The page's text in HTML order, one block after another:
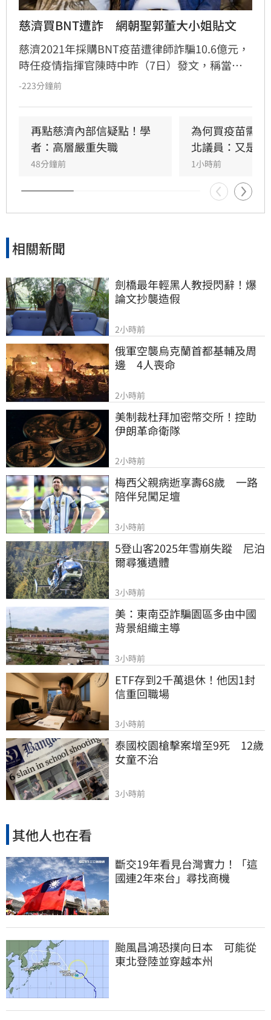
慈濟買BNT遭詐　網朝聖郭董大小姐貼文
慈濟2021年採購BNT疫苗遭律師詐騙10.6億元，
時任疫情指揮官陳時中昨（7日）發文，稱當年
早就苦口婆心要提防掮客，卻遭在野攻擊抹黑；
為，慈濟固然被當盤子詐騙，但和疫情爆發後疫
苗確實不足，根本是兩碼事，批評綠營偷換概念
洗記憶的手法太過粗糙。更有大批網友回顧郭台
銘2023年「大小姐說不要買」的貼文，認為內容
較符合當初疫苗採購受政治因素卡關或延遲的時
間線 。
-223分鐘前
再點慈濟內部信疑點！學
者：高層嚴重失職
48分鐘前
為何買疫苗需
北議員：又是中
1小時前
相關新聞
劍橋最年輕黑人教授閃辭！爆
論文抄襲造假
2小時前
俄軍空襲烏克蘭首都基輔及周
邊　4人喪命
2小時前
美制裁杜拜加密幣交所！控助
伊朗革命衛隊
2小時前
梅西父親病逝享壽68歲　一路
陪伴兒闖足壇
3小時前
5登山客2025年雪崩失蹤　尼泊
爾尋獲遺體
3小時前
美：東南亞詐騙園區多由中國
背景組織主導
3小時前
ETF存到2千萬退休！他因1封
信重回職場
3小時前
泰國校園槍擊案增至9死　12歲
女童不治
3小時前
其他人也在看
斷交19年看見台灣實力！「這
國連2年來台」尋找商機
颱風昌鴻恐撲向日本 可能從
東北登陸並穿越本州